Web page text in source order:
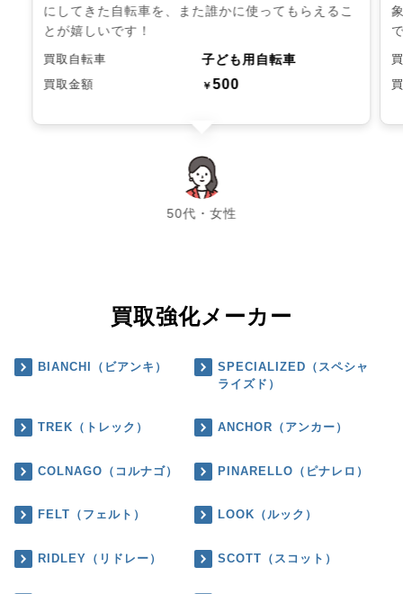
にしてきた自転車を、また誰かに使ってもらえるこ
とが嬉しいです！
買取自転車 子ども用自転車
買取金額 ￥500
50代・女性
chevron_left chevron_right
買取強化メーカー
BIANCHI（ビアンキ）
SPECIALIZED（スペシャ
ライズド）
TREK（トレック） ANCHOR（アンカー）
COLNAGO（コルナゴ） PINARELLO（ピナレロ）
FELT（フェルト） LOOK（ルック）
RIDLEY（リドレー） SCOTT（スコット）